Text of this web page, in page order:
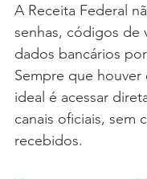
A Receita Federal
senhas, códigos de
dados bancários
Sempre que houver
ideal é acessar
canais oficiais, sem
recebidos.